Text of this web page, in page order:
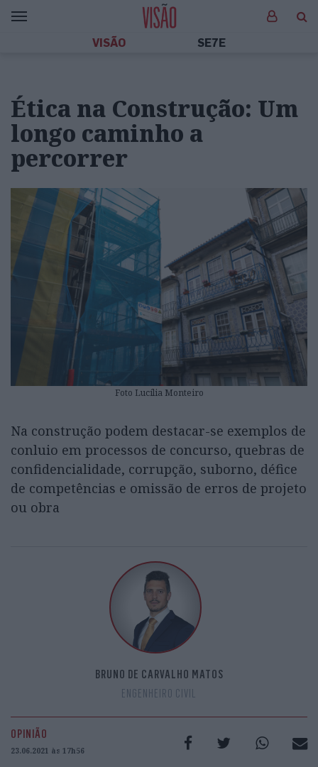
VISÃO SE7E
Ética na Construção: Um
longo caminho a
percorrer
Foto Lucília Monteiro
Na construção podem destacar-se exemplos de
conluio em processos de concurso, quebras de
confidencialidade, corrupção, suborno, défice
de competências e omissão de erros de projeto
ou obra
BRUNO DE CARVALHO MATOS
ENGENHEIRO CIVIL
OPINIÃO
23.06.2021 às 17h56